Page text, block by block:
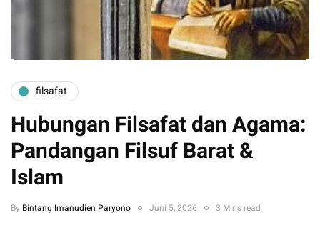
filsafat
Hubungan Filsafat dan Agama:
Pandangan Filsuf Barat &
Islam
By Bintang Imanudien Paryono Juni 5, 2026 3 Mins read